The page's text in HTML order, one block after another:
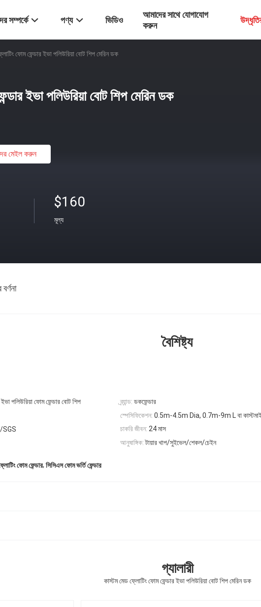
সম্পর্কে পণ্য ভিডিও
আমাদের সাথে যোগাযোগ
করুন
ফোম ফেন্ডার ইভা পলিউরিয়া বোট শিপ মেরিন ডক
ইভা পলিউরিয়া বোট শিপ মেরিন ডক
মেইল ​​করুন
$160
মূল্য
বৈশিষ্ট্য
পলিউরিয়া ফোম ফেন্ডার বোট শিপ ব্র্যান্ড: ডকফেন্ডার
স্পেসিফিকেশন: 0.5m-4.5m Dia, 0.7m-9m L বা
চাকরি জীবন: 24 মাস
আনুষাঙ্গিক: টায়ার খাপ/সুইভেল/শেকল/চেইন
ফোম ফেন্ডার, সিসিএস ফোম ভর্তি ফেন্ডার
গ্যালারী
কাস্টম মেড ফ্লোটিং ফোম ফেন্ডার ইভা পলিউরিয়া বোট শিপ মেরিন ডক